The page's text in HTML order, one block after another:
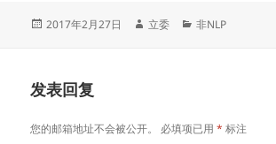
发
2017年2月27日
作
立委
分
非NLP
发表回复
您的邮箱地址不会被公开。 必填项已用* 标注